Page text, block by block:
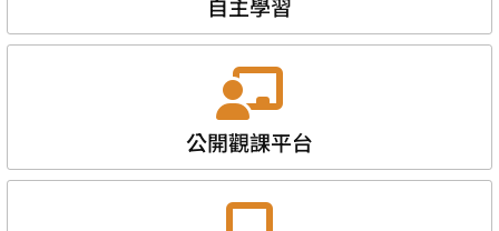
自主學習
公開觀課平台